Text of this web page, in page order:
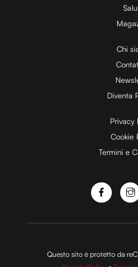
Chi
Diventa
Privacy
Cookie
Termini e
Questo sito è protetto da